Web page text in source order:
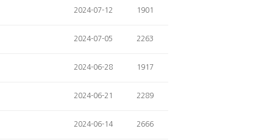
2024-07-12 1901
2024-07-05 2263
2024-06-28 1917
2024-06-21 2289
2024-06-14 2666